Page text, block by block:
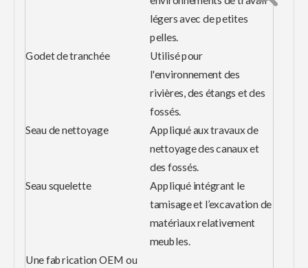
légers avec de petites
pelles.
Godet de tranchée
Utilisé pour
l'environnement des
rivières, des étangs et des
fossés.
Seau de nettoyage Appliqué aux travaux de
nettoyage des canaux et
des fossés.
Seau squelette
Appliqué intégrant le
tamisage et l’excavation de
matériaux relativement
meubles.
Une fabrication OEM ou